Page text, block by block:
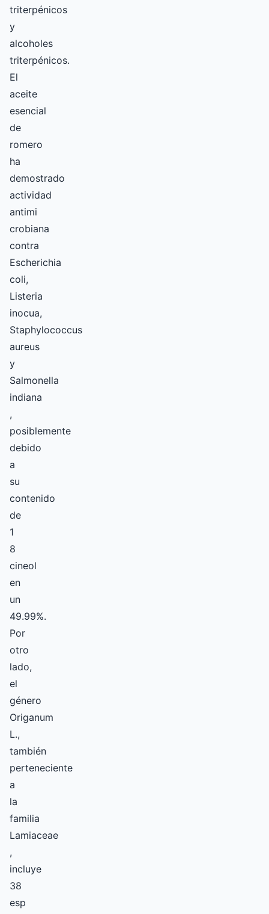
triterpénicos
y
alcoholes
triterpénicos.
El
aceite
esencial
de
romero
ha
demostrado
actividad
antimi
crobiana
contra
Escherichia
coli,
Listeria
inocua,
Staphylococcus
aureus
y
Salmonella
indiana
,
posiblemente
debido
a
su
contenido
de
1
8
cineol
en
un
49.99%.
Por
otro
lado,
el
género
Origanum
L.,
también
perteneciente
a
la
familia
Lamiaceae
,
incluye
38
esp